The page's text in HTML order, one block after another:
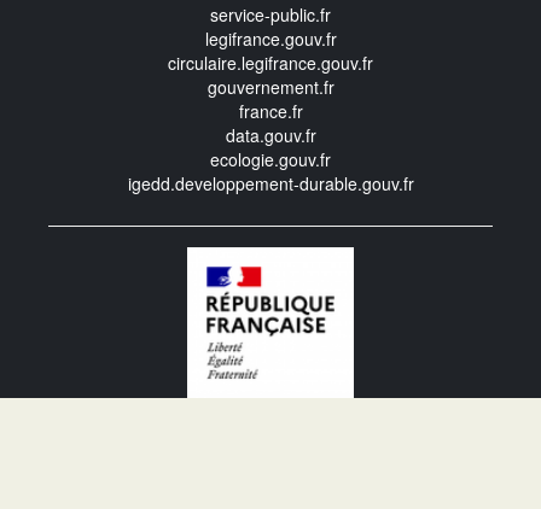
service-public.fr
legifrance.gouv.fr
circulaire.legifrance.gouv.fr
gouvernement.fr
france.fr
data.gouv.fr
ecologie.gouv.fr
igedd.developpement-durable.gouv.fr